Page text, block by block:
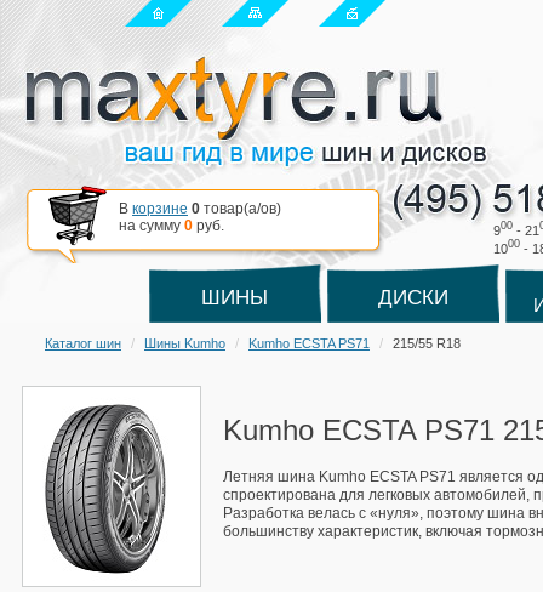
900 - 21
1000 -
В корзине 0 товар(a/ов)
на сумму 0 руб.
ШИНЫ ДИСКИ
Каталог шин Шины Kumho Kumho ECSTA PS71 215/55 R18
Kumho ECSTA PS71
Летняя шина Kumho ECSTA PS71 является
спроектирована для легковых автомобилей,
Разработка велась с «нуля», поэтому шина
большинству характеристик, включая